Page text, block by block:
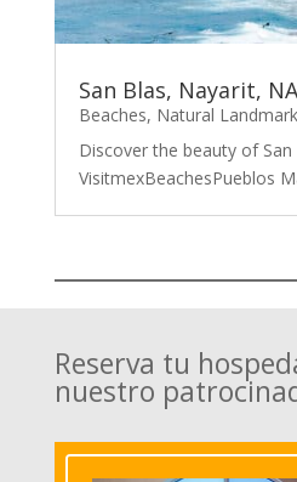
San Blas, Nayarit,
Beaches, Natural
Discover the beauty of San
VisitmexBeachesPueblos
Reserva tu
nuestro